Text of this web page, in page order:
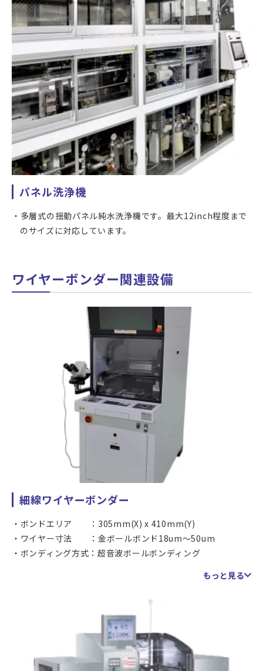
ブラシ洗浄(2種類)、2流体洗浄を連続して実施し、リンス後
エアナイフにより乾燥させます。
カバーガラス、実装前の液晶セルやタッチパネル等の洗浄を
行うことができます。
最大500x1,000mmのワークサイズに対応しており、大型製
品も洗浄することが可能です。
パネル洗浄機
多層式の揺動パネル純水洗浄機です。最大12inch程度まで
のサイズに対応しています。
ワイヤーボンダー関連設備
細線ワイヤーボンダー
ボンドエリア ：305mm(X) x 410mm(Y)
ワイヤー寸法 ：金ボールボンド18um～50um
ボンディング方式：超音波ボールボンディング
大判ワークへのワイヤーボンディングが可能です。
弊社では、この設備を使用しワイヤーボンディング加工を
行います。
もっと見る